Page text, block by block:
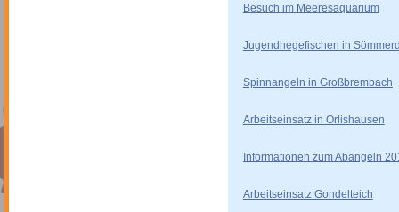
Besuch im Meeresaquarium
Jugendhegefischen in
Spinnangeln in Großbrembach
Arbeitseinsatz in Orlishausen
Informationen zum Abangeln
Arbeitseinsatz Gondelteich